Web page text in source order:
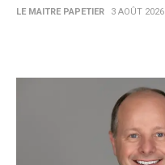
LE MAITRE PAPETIER 3 AOÛT 2026